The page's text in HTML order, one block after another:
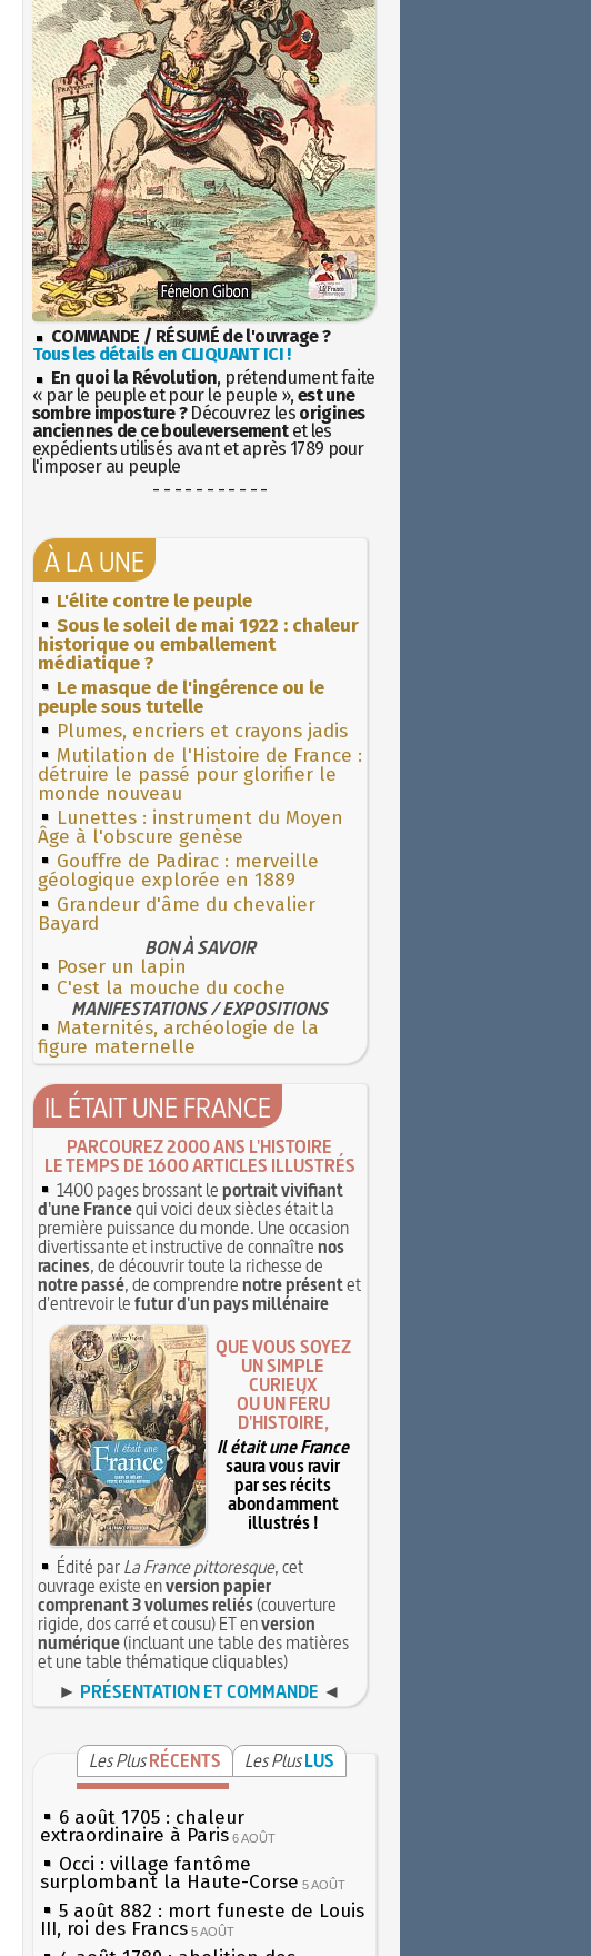
COMMANDE / RÉSUMÉ de l'ouvrage ?
Tous les détails en CLIQUANT ICI !
En quoi la Révolution, prétendument faite
« par le peuple et pour le peuple », est une
sombre imposture ?Découvrez les origines
anciennes de ce bouleversementet les
expédients utilisés avant et après 1789 pour
l'imposer au peuple
- - - - - - - - - - -
À LA UNE
L'élite contre le peuple
Sous le soleil de mai 1922 : chaleur
historique ou emballement
médiatique ?
Le masque de l'ingérence ou le
peuple sous tutelle
Plumes, encriers et crayons jadis
Mutilation de l'Histoire de France :
détruire le passé pour glorifier le
monde nouveau
Lunettes : instrument du Moyen
Âge à l'obscure genèse
Gouffre de Padirac : merveille
géologique explorée en 1889
Grandeur d'âme du chevalier
Bayard
BON À SAVOIR
Poser un lapin
C'est la mouche du coche
MANIFESTATIONS / EXPOSITIONS
Maternités, archéologie de la
figure maternelle
IL ÉTAIT UNE FRANCE
PARCOUREZ 2000 ANS L'HISTOIRE
LE TEMPS DE 1600 ARTICLES ILLUSTRÉS
1400 pages brossant leportrait vivifiant
d'une Francequi voici deux siècles était la
première puissance du monde. Une occasion
divertissante et instructive de connaîtrenos
racines, de découvrir toute la richesse de
notre passé, de comprendrenotre présentet
d'entrevoir lefutur d'un pays millénaire
QUE VOUS SOYEZ
UN SIMPLE
CURIEUX
OU UN FÉRU
D'HISTOIRE,
Il était une France
saura vous ravir
par ses récits
abondamment
illustrés !
Édité parLa France pittoresque, cet
ouvrage existe enversion papier
comprenant 3 volumes reliés(couverture
rigide, dos carré et cousu) ET enversion
numérique(incluant une table des matières
et une table thématique cliquables)
► PRÉSENTATION ET COMMANDE ◄
Les Plus RÉCENTS Les Plus LUS
6 août 1705 : chaleur
extraordinaire à Paris 6 AOÛT
Occi : village fantôme
surplombant la Haute-Corse 5 AOÛT
5 août 882 : mort funeste de Louis
III, roi des Francs 5 AOÛT